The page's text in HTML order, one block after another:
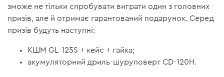
зможе не тільки спробувати виграти один з головних
призів, але й отримає гарантований подарунок. Серед
призів будуть наступні:
КШМ GL-125S + кейс + гайка;
акумуляторний дриль-шуруповерт CD-120H.